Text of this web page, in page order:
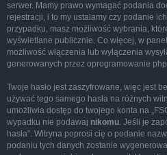
serwer. Mamy prawo wymagać podania
rejestracji, i to my ustalamy czy podanie
przypadku, masz możliwość wybrania,
wyświetlane publicznie. Co więcej, w
możliwość włączenia lub wyłączenia
generowanych przez oprogramowanie
Twoje hasło jest zaszyfrowane, więc jest
używać tego samego hasła na różnych
umożliwia dostęp do twojego konta na
wypadku nie podawaj nikomu. Jeśli je
hasła”. Witryna poprosi cię o podanie
podaniu tych danych zostanie